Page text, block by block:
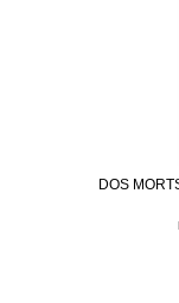
DOS